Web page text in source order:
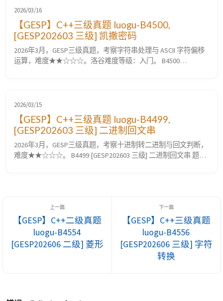
2026/03/16
【GESP】C++三级真题 luogu-B4500,
[GESP202603 三级] 凯撒密码
2026年3月，GESP三级真题，考察字符串处理与 ASCII 字符偏移
运算，难度★★☆☆☆。洛谷难度等级：入门。 B4500
3 的时候，所有的字母 A 将被替换成 D，B 被替换成 E，C...
2026/03/15
【GESP】C++三级真题 luogu-B4499,
[GESP202603 三级] 二进制回文串
2026年3月，GESP三级真题，考察十进制转二进制与回文判断，
难度★★☆☆☆。 B4499 [GESP202603 三级] 二进制回文串 题目
【GESP】C++二级真题
luogu-B4554
[GESP202606 二级] 菱形
【GESP】C++三级真题
luogu-B4556
[GESP202606 三级] 字符
转换